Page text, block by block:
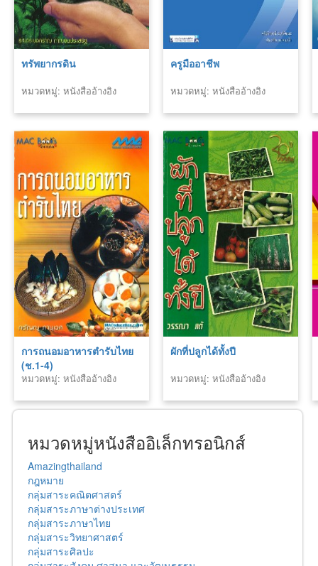
ทรัพยากรดิน
หมวดหมู่: หนังสืออ้างอิง
ครูมืออาชีพ
หมวดหมู่: หนังสืออ้างอิง
การถนอมอาหารตำรับไทย
(ช.1-4)
หมวดหมู่: หนังสืออ้างอิง
ผักที่ปลูกได้ทั้งปี
หมวดหมู่: หนังสืออ้างอิง
หมวดหมู่หนังสืออิเล็กทรอนิกส์
Amazingthailand
กฎหมาย
กลุ่มสาระคณิตศาสตร์
กลุ่มสาระภาษาต่างประเทศ
กลุ่มสาระภาษาไทย
กลุ่มสาระวิทยาศาสตร์
กลุ่มสาระศิลปะ